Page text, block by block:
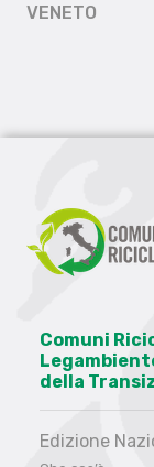
VENETO
Comuni
della
Edizione